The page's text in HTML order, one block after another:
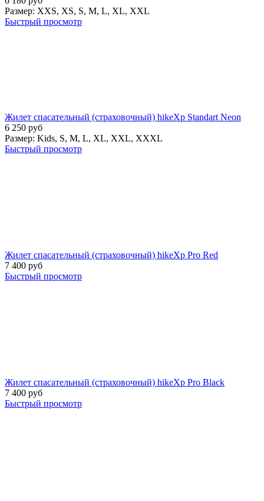
Размер: XXS, XS, S, M, L, XL, XXL
Быстрый просмотр
Жилет спасательный (страховочный) hikeXp Standart Neon
6 250 руб
Размер: Kids, S, M, L, XL, XXL, XXXL
Быстрый просмотр
Жилет спасательный (страховочный) hikeXp Pro Red
7 400 руб
Быстрый просмотр
Жилет спасательный (страховочный) hikeXp Pro Black
7 400 руб
Быстрый просмотр